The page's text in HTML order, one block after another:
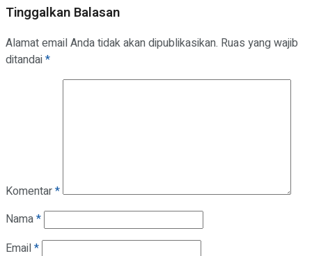
Tinggalkan Balasan
Alamat email Anda tidak akan dipublikasikan. Ruas yang wajib
ditandai*
Komentar*
Nama*
Email*